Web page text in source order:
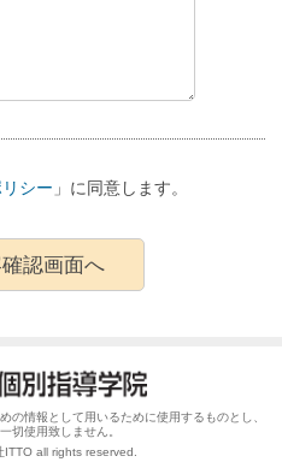
シー 」に同意します。
の情報として用いるために使用するものとし、
切使用致しません。
all rights reserved.